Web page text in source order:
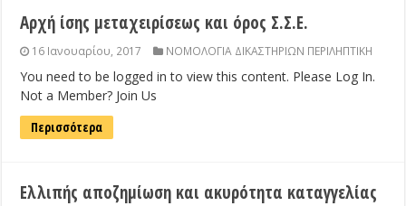
Αρχή ίσης μεταχειρίσεως και όρος Σ.Σ.Ε.
16 Ιανουαρίου, 2017 ΝΟΜΟΛΟΓΙΑ ΔΙΚΑΣΤΗΡΙΩΝ ΠΕΡΙΛΗΠΤΙΚΗ
You need to be logged in to view this content. Please Log In.
Not a Member? Join Us
Περισσότερα
Ελλιπής αποζημίωση και ακυρότητα καταγγελίας